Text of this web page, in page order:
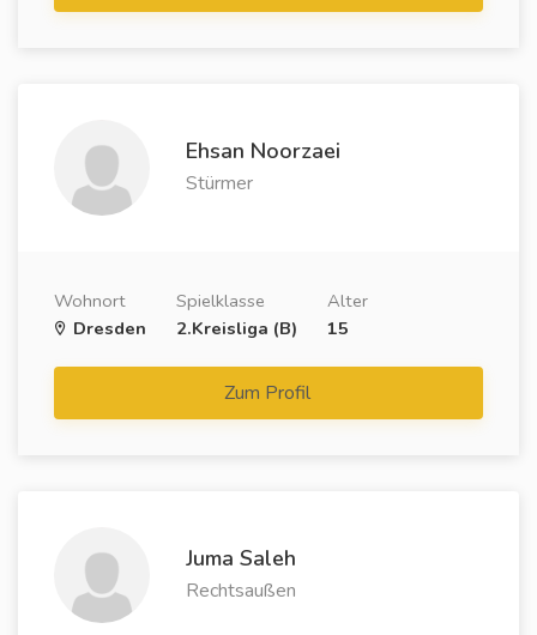
Ehsan Noorzaei
Stürmer
Wohnort
Dresden
Spielklasse
2.Kreisliga (B)
Alter
15
Zum Profil
Juma Saleh
Rechtsaußen